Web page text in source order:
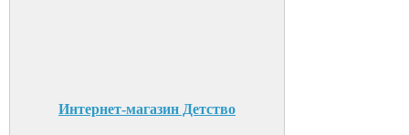
Интернет-магазин Детство